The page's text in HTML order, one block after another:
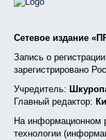
Сетевое издание
Запись о
зарегистрировано
Учредитель:
Главный редактор:
На информационном
технологии